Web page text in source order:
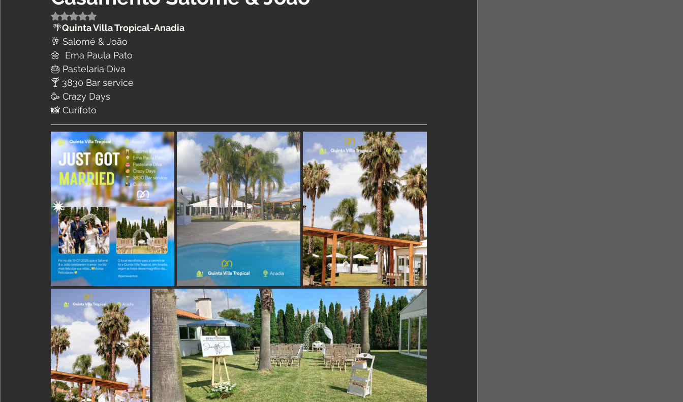
Avaliado com NaN de 5 estrelas.
🌴Quinta Villa Tropical-Anadia
🥂 Salomé & João
🌼  Ema Paula Pato
🎂 Pastelaria Diva
🍸 3830 Bar service
🥳 Crazy Days
📸 Curifoto